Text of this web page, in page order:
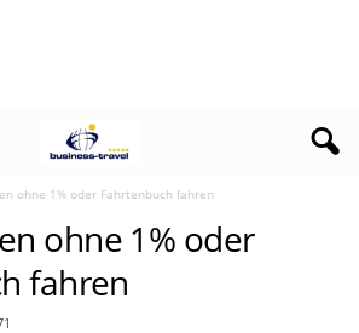
ohne 1% oder Fahrtenbuch fahren
ohne 1% oder
fahren